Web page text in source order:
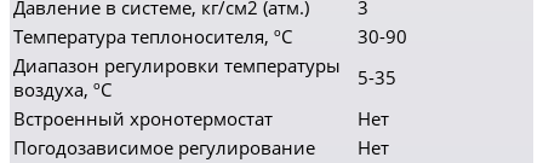
Давление в системе, кг/см2 (атм.)
3
Температура теплоносителя, ºC
30-90
Диапазон регулировки температуры
воздуха, ºC
5-35
Встроенный хронотермостат
Нет
Погодозависимое регулирование
Нет